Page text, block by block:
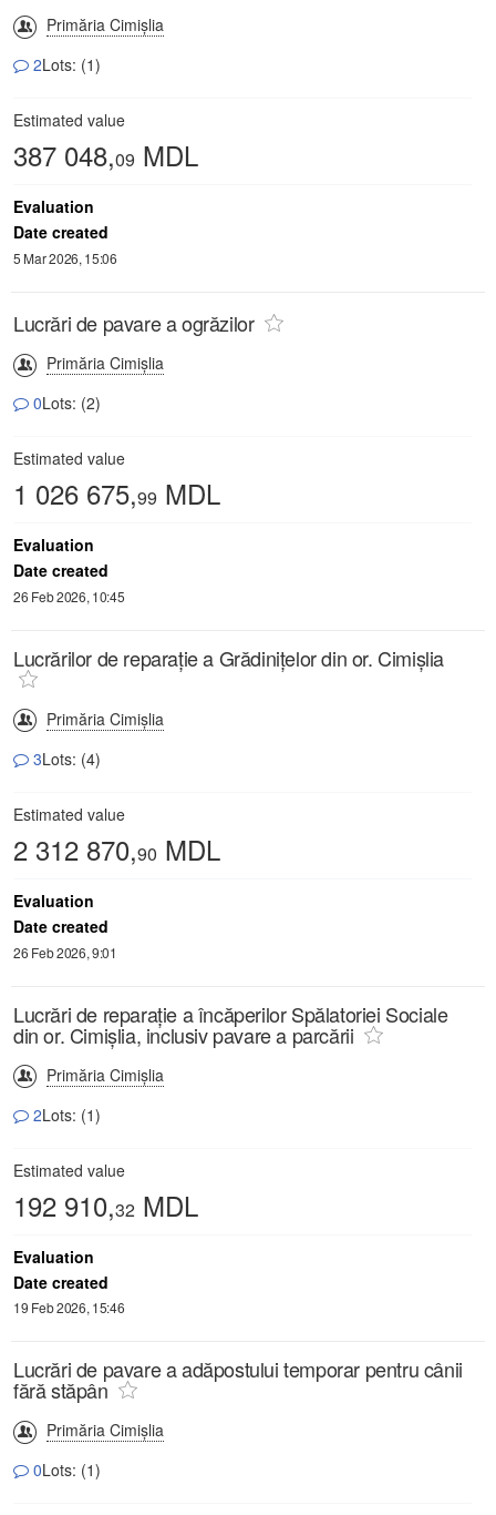
Primăria Cimișlia
2Lots: (1)
Estimated value
387 048,09 MDL
Evaluation
Date created
5 Mar 2026, 15:06
Lucrări de pavare a ogrăzilor
Primăria Cimișlia
0Lots: (2)
Estimated value
1 026 675,99 MDL
Evaluation
Date created
26 Feb 2026, 10:45
Lucrărilor de reparație a Grădinițelor din or. Cimișlia
Primăria Cimișlia
3Lots: (4)
Estimated value
2 312 870,90 MDL
Evaluation
Date created
26 Feb 2026, 9:01
Lucrări de reparație a încăperilor Spălatoriei Sociale
din or. Cimișlia, inclusiv pavare a parcării
Primăria Cimișlia
2Lots: (1)
Estimated value
192 910,32 MDL
Evaluation
Date created
19 Feb 2026, 15:46
Lucrări de pavare a adăpostului temporar pentru cânii
fără stăpân
Primăria Cimișlia
0Lots: (1)